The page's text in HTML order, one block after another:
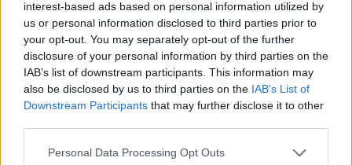
interest-based ads based on personal information utilized by
us or personal information disclosed to third parties prior to
your opt-out. You may separately opt-out of the further
disclosure of your personal information by third parties on the
IAB’s list of downstream participants. This information may
also be disclosed by us to third parties on the IAB’s List of
Downstream Participants that may further disclose it to other
Personal Data Processing Opt Outs